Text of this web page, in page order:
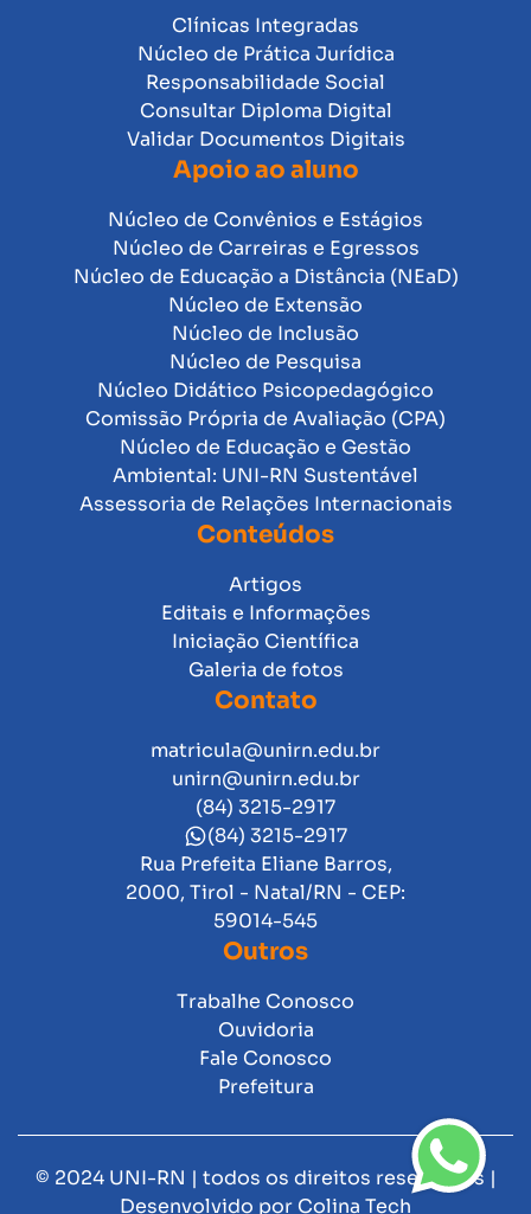
Clínicas Integradas
Núcleo de Prática Jurídica
Responsabilidade Social
Consultar Diploma Digital
Validar Documentos Digitais
Apoio ao aluno
Núcleo de Convênios e Estágios
Núcleo de Carreiras e Egressos
Núcleo de Educação a Distância (NEaD)
Núcleo de Extensão
Núcleo de Inclusão
Núcleo de Pesquisa
Núcleo Didático Psicopedagógico
Comissão Própria de Avaliação (CPA)
Núcleo de Educação e Gestão
Ambiental: UNI-RN Sustentável
Assessoria de Relações Internacionais
Conteúdos
Artigos
Editais e Informações
Iniciação Científica
Galeria de fotos
Contato
matricula@unirn.edu.br
unirn@unirn.edu.br
(84) 3215-2917
(84) 3215-2917
Rua Prefeita Eliane Barros,
2000, Tirol - Natal/RN - CEP:
59014-545
Outros
Trabalhe Conosco
Ouvidoria
Fale Conosco
Prefeitura
© 2024 UNI-RN | todos os direitos reservados |
Desenvolvido por Colina Tech